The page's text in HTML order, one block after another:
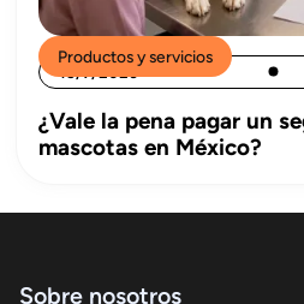
Productos y servicios
15/7/2026
¿Vale la pena pagar un
mascotas en México?
Sobre nosotros